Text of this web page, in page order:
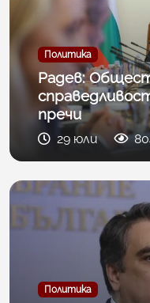
Политика
Радев:
пречи
29 юли
Политика